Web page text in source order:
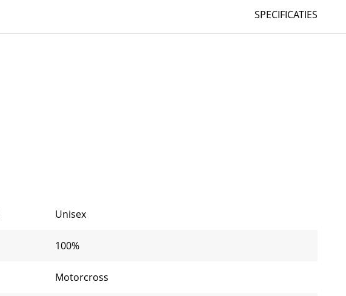
SPECIFICATIES
Unisex
100%
Motorcross